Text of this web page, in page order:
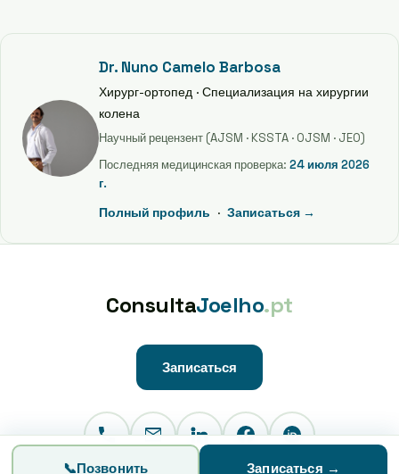
Dr. Nuno Camelo Barbosa
Хирург-ортопед · Специализация на хирургии
колена
Научный рецензент (AJSM · KSSTA · OJSM · JEO)
Последняя медицинская проверка: 24 июля 2026
г.
Полный профиль · Записаться →
ConsultaJoelho.pt
Записаться
📞Позвонить Записаться →